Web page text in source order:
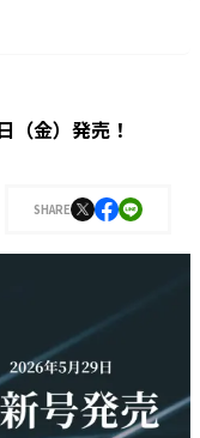
金）発売！
SHARE